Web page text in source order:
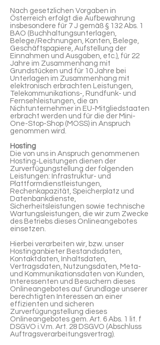
Nach gesetzlichen Vorgaben in
Österreich erfolgt die Aufbewahrung
insbesondere für 7 J gemäß § 132 Abs. 1
BAO (Buchhaltungsunterlagen,
Belege/Rechnungen, Konten, Belege,
Geschäftspapiere, Aufstellung der
Einnahmen und Ausgaben, etc.), für 22
Jahre im Zusammenhang mit
Grundstücken und für 10 Jahre bei
Unterlagen im Zusammenhang mit
elektronisch erbrachten Leistungen,
Telekommunikations-, Rundfunk- und
Fernsehleistungen, die an
Nichtunternehmer in EU-Mitgliedstaaten
erbracht werden und für die der Mini-
One-Stop-Shop (MOSS) in Anspruch
genommen wird.
Hosting
Die von uns in Anspruch genommenen
Hosting-Leistungen dienen der
Zurverfügungstellung der folgenden
Leistungen: Infrastruktur- und
Plattformdienstleistungen,
Rechenkapazität, Speicherplatz und
Datenbankdienste,
Sicherheitsleistungen sowie technische
Wartungsleistungen, die wir zum Zwecke
des Betriebs dieses Onlineangebotes
einsetzen.
Hierbei verarbeiten wir, bzw. unser
Hostinganbieter Bestandsdaten,
Kontaktdaten, Inhaltsdaten,
Vertragsdaten, Nutzungsdaten, Meta-
und Kommunikationsdaten von Kunden,
Interessenten und Besuchern dieses
Onlineangebotes auf Grundlage unserer
berechtigten Interessen an einer
effizienten und sicheren
Zurverfügungstellung dieses
Onlineangebotes gem. Art. 6 Abs. 1 lit. f
DSGVO i.V.m. Art. 28 DSGVO (Abschluss
Auftragsverarbeitungsvertrag).